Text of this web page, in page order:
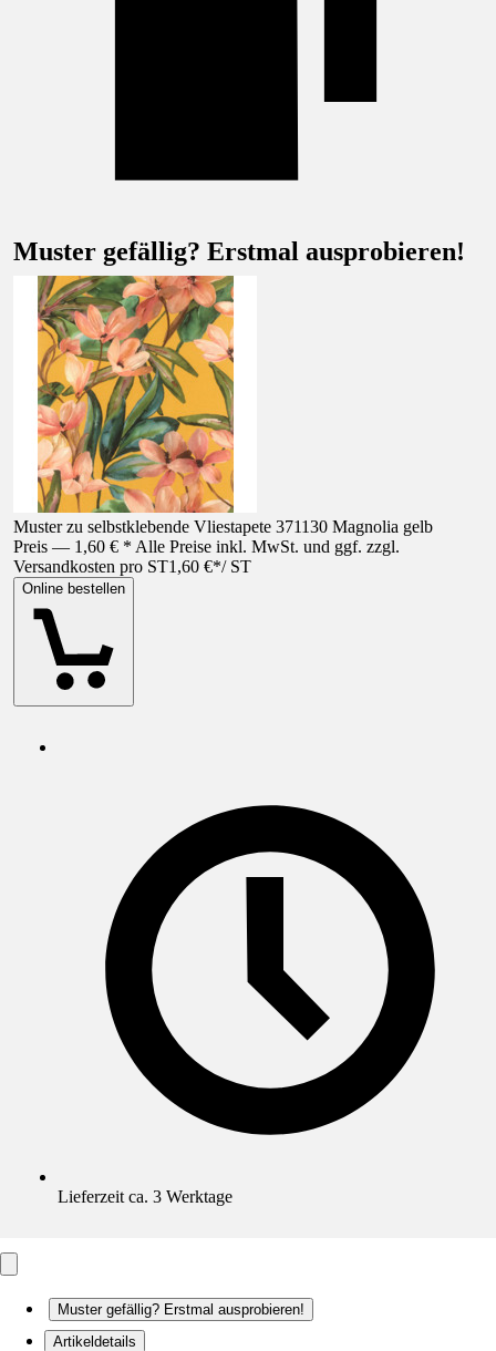
Muster gefällig? Erstmal ausprobieren!
Muster zu selbstklebende Vliestapete 371130 Magnolia gelb
Preis — 1,60 € * Alle Preise inkl. MwSt. und ggf. zzgl.
Versandkosten pro ST1,60 €*/ ST
Online bestellen
Lieferzeit ca. 3 Werktage
Muster gefällig? Erstmal ausprobieren!
Artikeldetails